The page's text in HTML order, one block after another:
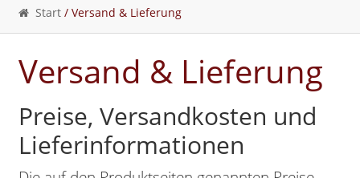
Start / Versand & Lieferung
Versand & Lieferung
Preise, Versandkosten und
Lieferinformationen